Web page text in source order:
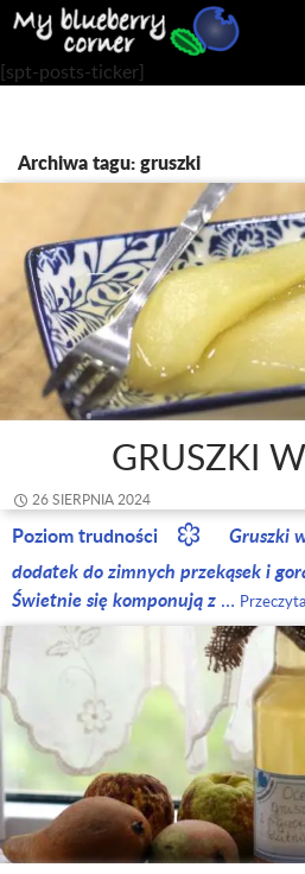
Szukaj
PRZEJDŹ
DO
[spt-posts-ticker]
Archiwa tagu: gruszki
GRUSZKI
26 SIERPNIA 2024
Poziom trudności
Gruszki w
dodatek do zimnych przekąsek i
Świetnie się komponują z …